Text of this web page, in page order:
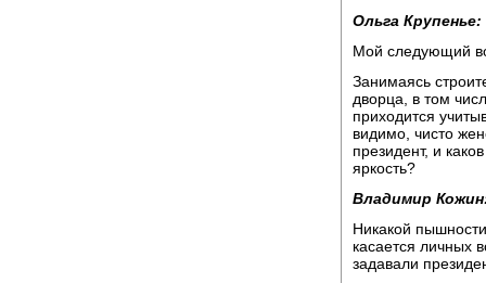
Ольга Крупенье:
Мой следующий
Занимаясь
дворца, в том
приходится
видимо, чисто
президент, и
яркость?
Владимир
Никакой
касается личных
задавали